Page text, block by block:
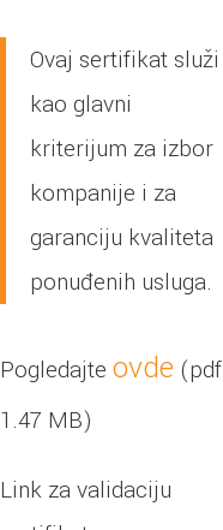
Ovaj sertifikat služi
kao glavni
kriterijum za izbor
kompanije i za
garanciju kvaliteta
ponuđenih usluga.
Pogledajte ovde (pdf
1.47 MB)
Link za validaciju